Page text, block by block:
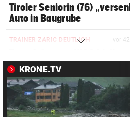
Tiroler Seniorin (76)
Auto in Baugrube
TRAINER ZARIC DEUTLICH vor
Altachern ein Problem
FÄHIGKEITEN BEDENKLICH vor 57
Sorge um Sicherheit: OpenAI
muss neue KI einhegen
KRONE.TV